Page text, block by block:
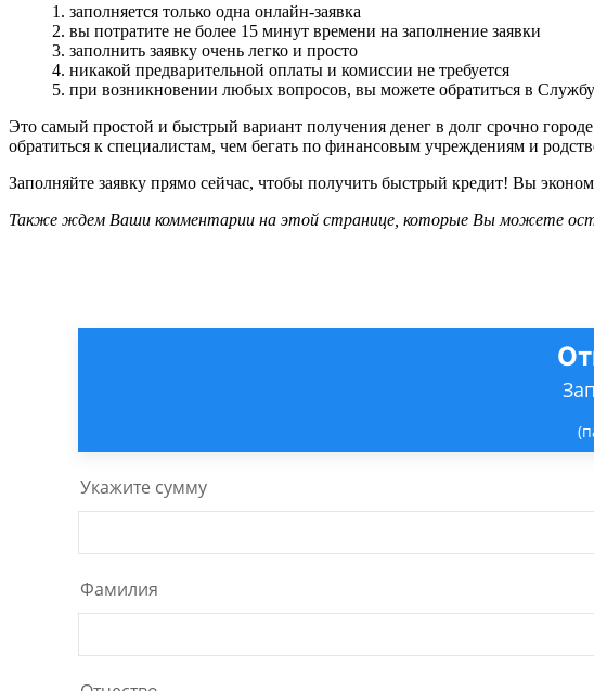
1. заполняется только одна онлайн-заявка
2. вы потратите не более 15 минут времени на заполнение заявки
3. заполнить заявку очень легко и просто
4. никакой предварительной оплаты и комиссии не требуется
5. при возникновении любых вопросов, вы можете обратиться в
Это самый простой и быстрый вариант получения денег в долг срочно
обратиться к специалистам, чем бегать по финансовым учреждениям и
Заполняйте заявку прямо сейчас, чтобы получить быстрый кредит! Вы
Также ждем Ваши комментарии на этой странице, которые Вы можете